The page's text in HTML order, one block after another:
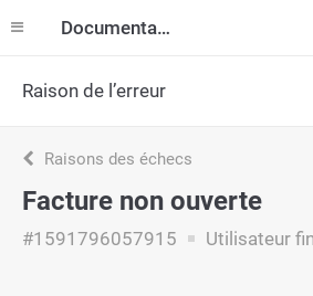
Documentation
Raison de l’erreur
Raisons des échecs
Facture non ouverte
#1591796057915 Utilisateur